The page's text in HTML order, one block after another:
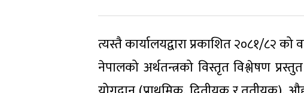
त्यस्तै कार्यालयद्वारा प्रकाशित २०८१/८२
नेपालको अर्थतन्त्रको विस्तृत विश्लेषण